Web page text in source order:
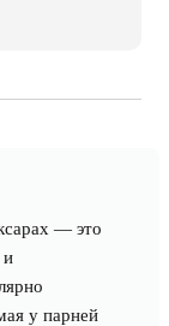
— это
и
у парней